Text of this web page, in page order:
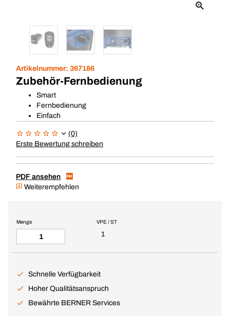
Artikelnummer: 367186
Zubehör-Fernbedienung
Smart
Fernbedienung
Einfach
(0)
Erste Bewertung schreiben
PDF ansehen
Weiterempfehlen
VPE / ST
1
Menge
Schnelle Verfügbarkeit
Hoher Qualitätsanspruch
Bewährte BERNER Services